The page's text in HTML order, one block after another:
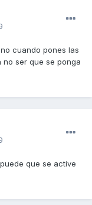
la tapa del
Del interruptor
parecen más
cuando pones las
no ser que se ponga
que se active